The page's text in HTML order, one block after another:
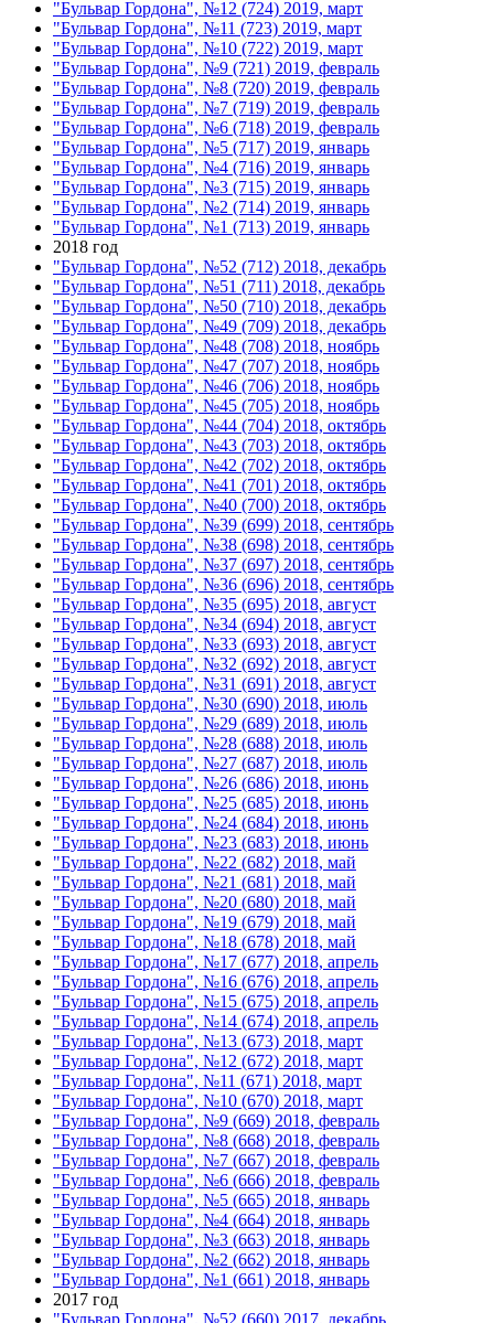
"Бульвар Гордона", №12 (724) 2019, март
"Бульвар Гордона", №11 (723) 2019, март
"Бульвар Гордона", №10 (722) 2019, март
"Бульвар Гордона", №9 (721) 2019, февраль
"Бульвар Гордона", №8 (720) 2019, февраль
"Бульвар Гордона", №7 (719) 2019, февраль
"Бульвар Гордона", №6 (718) 2019, февраль
"Бульвар Гордона", №5 (717) 2019, январь
"Бульвар Гордона", №4 (716) 2019, январь
"Бульвар Гордона", №3 (715) 2019, январь
"Бульвар Гордона", №2 (714) 2019, январь
"Бульвар Гордона", №1 (713) 2019, январь
2018 год
"Бульвар Гордона", №52 (712) 2018, декабрь
"Бульвар Гордона", №51 (711) 2018, декабрь
"Бульвар Гордона", №50 (710) 2018, декабрь
"Бульвар Гордона", №49 (709) 2018, декабрь
"Бульвар Гордона", №48 (708) 2018, ноябрь
"Бульвар Гордона", №47 (707) 2018, ноябрь
"Бульвар Гордона", №46 (706) 2018, ноябрь
"Бульвар Гордона", №45 (705) 2018, ноябрь
"Бульвар Гордона", №44 (704) 2018, октябрь
"Бульвар Гордона", №43 (703) 2018, октябрь
"Бульвар Гордона", №42 (702) 2018, октябрь
"Бульвар Гордона", №41 (701) 2018, октябрь
"Бульвар Гордона", №40 (700) 2018, октябрь
"Бульвар Гордона", №39 (699) 2018, сентябрь
"Бульвар Гордона", №38 (698) 2018, сентябрь
"Бульвар Гордона", №37 (697) 2018, сентябрь
"Бульвар Гордона", №36 (696) 2018, сентябрь
"Бульвар Гордона", №35 (695) 2018, август
"Бульвар Гордона", №34 (694) 2018, август
"Бульвар Гордона", №33 (693) 2018, август
"Бульвар Гордона", №32 (692) 2018, август
"Бульвар Гордона", №31 (691) 2018, август
"Бульвар Гордона", №30 (690) 2018, июль
"Бульвар Гордона", №29 (689) 2018, июль
"Бульвар Гордона", №28 (688) 2018, июль
"Бульвар Гордона", №27 (687) 2018, июль
"Бульвар Гордона", №26 (686) 2018, июнь
"Бульвар Гордона", №25 (685) 2018, июнь
"Бульвар Гордона", №24 (684) 2018, июнь
"Бульвар Гордона", №23 (683) 2018, июнь
"Бульвар Гордона", №22 (682) 2018, май
"Бульвар Гордона", №21 (681) 2018, май
"Бульвар Гордона", №20 (680) 2018, май
"Бульвар Гордона", №19 (679) 2018, май
"Бульвар Гордона", №18 (678) 2018, май
"Бульвар Гордона", №17 (677) 2018, апрель
"Бульвар Гордона", №16 (676) 2018, апрель
"Бульвар Гордона", №15 (675) 2018, апрель
"Бульвар Гордона", №14 (674) 2018, апрель
"Бульвар Гордона", №13 (673) 2018, март
"Бульвар Гордона", №12 (672) 2018, март
"Бульвар Гордона", №11 (671) 2018, март
"Бульвар Гордона", №10 (670) 2018, март
"Бульвар Гордона", №9 (669) 2018, февраль
"Бульвар Гордона", №8 (668) 2018, февраль
"Бульвар Гордона", №7 (667) 2018, февраль
"Бульвар Гордона", №6 (666) 2018, февраль
"Бульвар Гордона", №5 (665) 2018, январь
"Бульвар Гордона", №4 (664) 2018, январь
"Бульвар Гордона", №3 (663) 2018, январь
"Бульвар Гордона", №2 (662) 2018, январь
"Бульвар Гордона", №1 (661) 2018, январь
2017 год
"Бульвар Гордона", №52 (660) 2017, декабрь